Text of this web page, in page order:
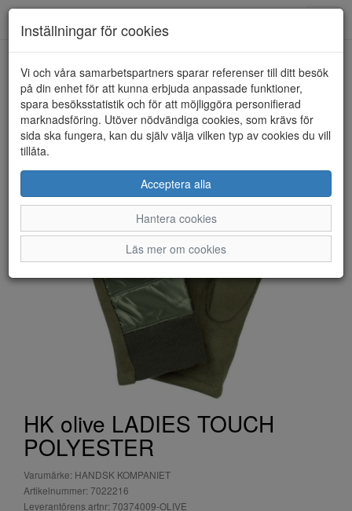
HEM HANDSK KOMPANIET
HK olive LADIES TOUCH
POLYESTER
Varumärke: HANDSK KOMPANIET
Artikelnummer: 7022216
Leverantörens artnr: 70374009-OLIVE
Inställningar för cookies
Vi och våra samarbetspartners sparar referenser till ditt besök
på din enhet för att kunna erbjuda anpassade funktioner,
spara besöksstatistik och för att möjliggöra personifierad
marknadsföring. Utöver nödvändiga cookies, som krävs för
sida ska fungera, kan du själv välja vilken typ av cookies du vill
tillåta.
Acceptera alla
Hantera cookies
Läs mer om cookies